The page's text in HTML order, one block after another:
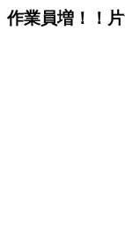
作業員増！！